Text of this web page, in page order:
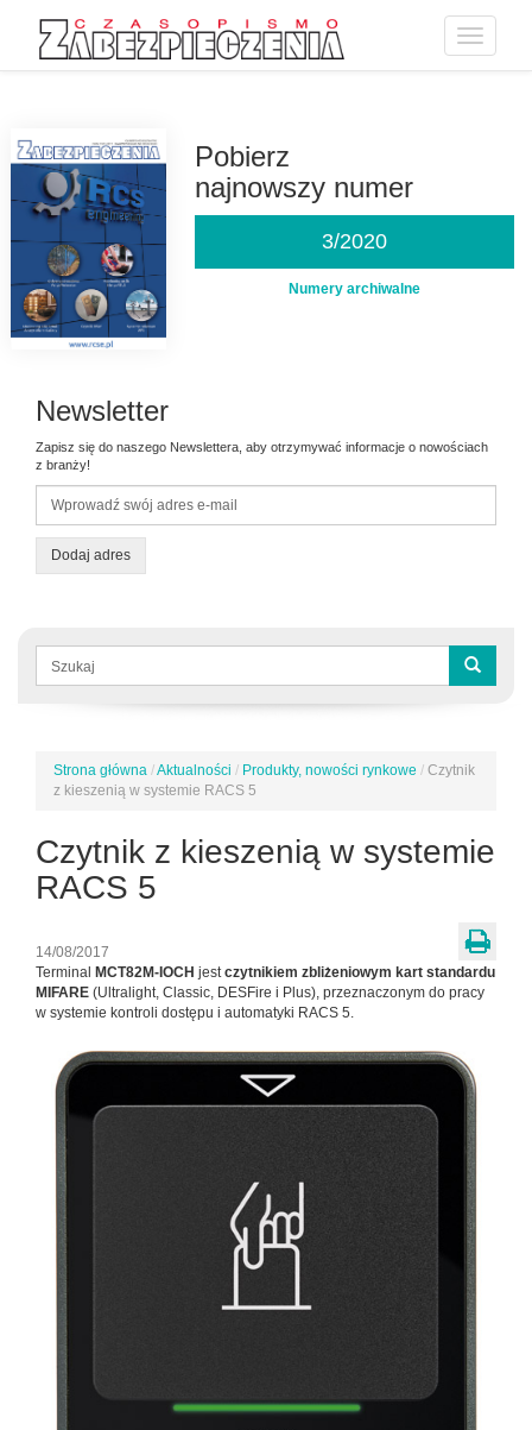
Toggle
Pobierz
najnowszy numer
3/2020
Numery archiwalne
Newsletter
Zapisz się do naszego Newslettera, aby otrzymywać informacje o nowościach
z branży!
Dodaj adres
Formularz
wyszukiwania
Jesteś
tutaj
Strona główna /Aktualności / Produkty, nowości rynkowe / Czytnik
z kieszenią w systemie RACS 5
Czytnik z kieszenią w systemie
RACS 5
14/08/2017
Terminal MCT82M-IOCH jestczytnikiem zbliżeniowym kart standardu
MIFARE (Ultralight, Classic, DESFire i Plus), przeznaczonym do pracy
w systemie kontroli dostępu i automatyki RACS 5.